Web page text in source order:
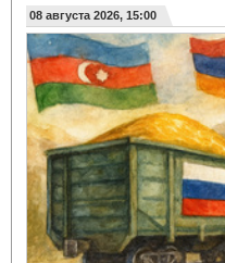
08 августа 2026, 15:00